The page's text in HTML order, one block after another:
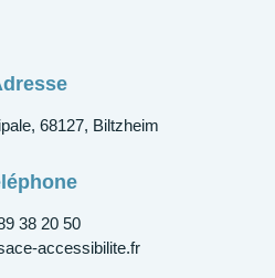
68127, Biltzheim
38 20 50
accessibilite.fr